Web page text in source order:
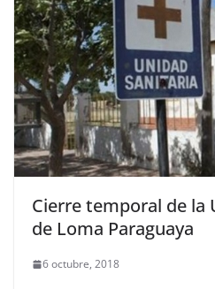
Cierre temporal de la
de Loma Paraguaya
6 octubre, 2018